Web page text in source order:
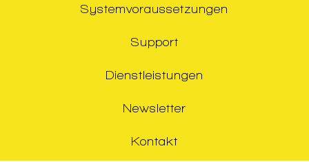
Systemvoraussetzungen
Support
Dienstleistungen
Newsletter
Kontakt